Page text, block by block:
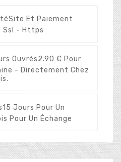
Site Et Paiement
Ssl - Https
Ouvrés2.90 € Pour
- Directement Chez
15 Jours Pour Un
Pour Un Échange